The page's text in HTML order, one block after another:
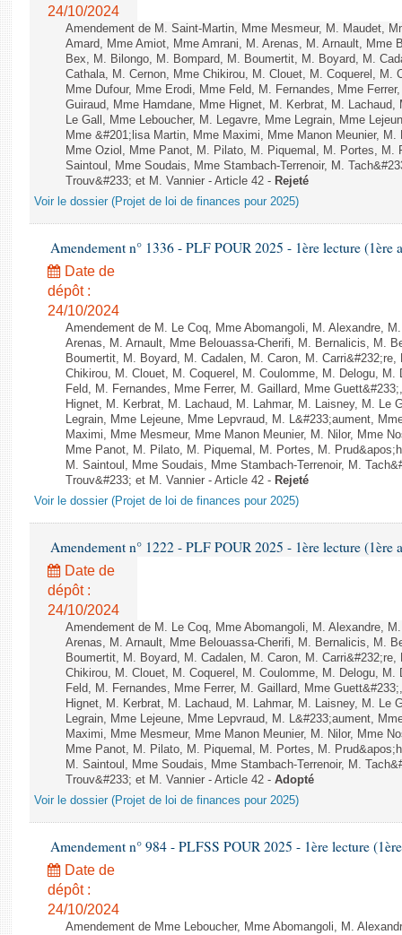
Dossiers législatifs
Budget et sécurité sociale
Questions écrites et orales
Comptes rendus des débats
24/10/2024
Amendement de M. Saint-Martin, Mme Mesmeur, M. Maudet,
Amard, Mme Amiot, Mme Amrani, M. Arenas, M. Arnault, Mme
Bex, M. Bilongo, M. Bompard, M. Boumertit, M. Boyard, M.
Cathala, M. Cernon, Mme Chikirou, M. Clouet, M. Coquerel, M.
Mme Dufour, Mme Erodi, Mme Feld, M. Fernandes, Mme
Guiraud, Mme Hamdane, Mme Hignet, M. Kerbrat, M.
Le Gall, Mme Leboucher, M. Legavre, Mme Legrain, Mme
Mme &#201;lisa Martin, Mme Maximi, Mme Manon Meunier,
Mme Oziol, Mme Panot, M. Pilato, M. Piquemal, M. Portes, M.
Saintoul, Mme Soudais, Mme Stambach-Terrenoir, M.
Trouv&#233; et M. Vannier - Article 42 - Rejeté
Voir le dossier (Projet de loi de finances pour 2025)
Amendement n° 1336 - PLF POUR 2025 - 1ère lecture (1ère
Date de
dépôt :
24/10/2024
Amendement de M. Le Coq, Mme Abomangoli, M. Alexandre,
Arenas, M. Arnault, Mme Belouassa-Cherifi, M. Bernalicis, M.
Boumertit, M. Boyard, M. Cadalen, M. Caron, M.
Chikirou, M. Clouet, M. Coquerel, M. Coulomme, M. Delogu, M.
Feld, M. Fernandes, Mme Ferrer, M. Gaillard, Mme
Hignet, M. Kerbrat, M. Lachaud, M. Lahmar, M. Laisney, M. Le
Legrain, Mme Lejeune, Mme Lepvraud, M. L&#233;aument,
Maximi, Mme Mesmeur, Mme Manon Meunier, M. Nilor, Mme
Mme Panot, M. Pilato, M. Piquemal, M. Portes, M.
M. Saintoul, Mme Soudais, Mme Stambach-Terrenoir, M.
Trouv&#233; et M. Vannier - Article 42 - Rejeté
Voir le dossier (Projet de loi de finances pour 2025)
Amendement n° 1222 - PLF POUR 2025 - 1ère lecture (1ère
Date de
dépôt :
24/10/2024
Amendement de M. Le Coq, Mme Abomangoli, M. Alexandre,
Arenas, M. Arnault, Mme Belouassa-Cherifi, M. Bernalicis, M.
Boumertit, M. Boyard, M. Cadalen, M. Caron, M.
Chikirou, M. Clouet, M. Coquerel, M. Coulomme, M. Delogu, M.
Feld, M. Fernandes, Mme Ferrer, M. Gaillard, Mme
Hignet, M. Kerbrat, M. Lachaud, M. Lahmar, M. Laisney, M. Le
Legrain, Mme Lejeune, Mme Lepvraud, M. L&#233;aument,
Maximi, Mme Mesmeur, Mme Manon Meunier, M. Nilor, Mme
Mme Panot, M. Pilato, M. Piquemal, M. Portes, M.
M. Saintoul, Mme Soudais, Mme Stambach-Terrenoir, M.
Trouv&#233; et M. Vannier - Article 42 - Adopté
Voir le dossier (Projet de loi de finances pour 2025)
Amendement n° 984 - PLFSS POUR 2025 - 1ère lecture
Date de
dépôt :
24/10/2024
Amendement de Mme Leboucher, Mme Abomangoli, M.